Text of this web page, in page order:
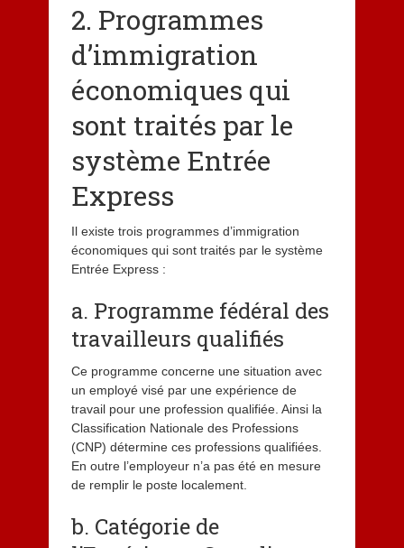
2. Programmes
d’immigration
économiques qui
sont traités par le
système Entrée
Express
Il existe trois programmes d’immigration
économiques qui sont traités par le système
Entrée Express :
a. Programme fédéral des
travailleurs qualifiés
Ce programme concerne une situation avec
un employé visé par une expérience de
travail pour une profession qualifiée. Ainsi la
Classification Nationale des Professions
(CNP) détermine ces professions qualifiées.
En outre l’employeur n’a pas été en mesure
de remplir le poste localement.
b. Catégorie de